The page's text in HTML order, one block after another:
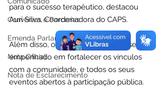
Convênios e Parcerias
Emenda Parlamentar
Nota Oficial
Nota de Esclarecimento
para o sucesso terapêutico, destacou
Auri Silva, Coordenadora do CAPS.
Além disso, o CAPS Capixaba tem se
empenhado em fortalecer os vínculos
com a comunidade, e todos os seus
eventos abertos à participação pública.